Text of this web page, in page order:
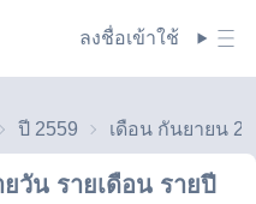
ลงชื่อเข้าใช้
ปี 2559 เดือน กันยายน
วัน รายเดือน รายปี